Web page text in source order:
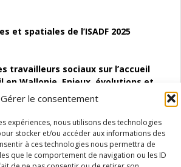
Gérer le consentement
expériences, nous utilisons des technologies
stocker et/ou accéder aux informations des
à ces technologies nous permettra de
que le comportement de navigation ou les ID
et spatiales de l’ISADF 2025
travailleurs sociaux sur l’accueil
en Wallonie. Enjeux, évolutions et
des Structures
à l’autocréation d’emploi (SAACE)